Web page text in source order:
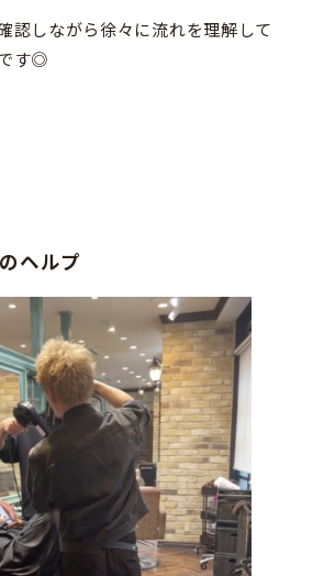
認しながら徐々に流れを理解して
す◎
ヘルプ